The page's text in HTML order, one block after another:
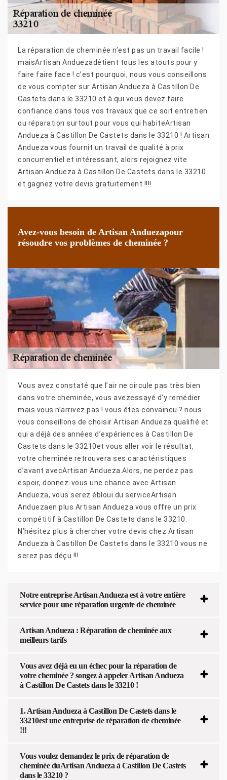
La réparation de cheminée n’est pas un travail facile !
maisArtisan Anduezadétient tous les atouts pour y
faire faire face ! c’est pourquoi, nous vous conseillons
de vous compter sur Artisan Andueza à Castillon De
Castets dans le 33210 et à qui vous devez faire
confiance dans tous vos travaux que ce soit entretien
ou réparation surtout pour vous qui habiteArtisan
Andueza à Castillon De Castets dans le 33210 ! Artisan
Andueza vous fournit un travail de qualité à prix
concurrentiel et intéressant, alors rejoignez vite
Artisan Andueza à Castillon De Castets dans le 33210
et gagnez votre devis gratuitement !!!!
Avez-vous besoin de Artisan Anduezapour
résoudre vos problèmes de cheminée ?
Vous avez constaté que l’air ne circule pas très bien
dans votre cheminée, vous avezessayé d’y remédier
mais vous n’arrivez pas ! vous êtes convaincu ? nous
vous conseillons de choisir Artisan Andueza qualifié et
qui a déjà des années d’expériences à Castillon De
Castets dans le 33210et vous aller voir le résultat,
votre cheminée retrouvera ses caractéristiques
d’avant avecArtisan Andueza.Alors, ne perdez pas
espoir, donnez-vous une chance avec Artisan
Andueza, vous serez ébloui du serviceArtisan
Anduezaen plus Artisan Andueza vous offre un prix
compétitif à Castillon De Castets dans le 33210.
N’hésitez plus à chercher votre devis chez Artisan
Andueza à Castillon De Castets dans le 33210 vous ne
serez pas déçu !!!
Notre entreprise Artisan Andueza est à votre entière
service pour une réparation urgente de cheminée
Artisan Andueza : Réparation de cheminée aux
meilleurs tarifs
Vous avez déjà eu un échec pour la réparation de
votre cheminée ? songez à appeler Artisan Andueza
à Castillon De Castets dans le 33210 !
1. Artisan Andueza à Castillon De Castets dans le
33210est une entreprise de réparation de cheminée
!!!
Vous voulez demandez le prix de réparation de
cheminée duArtisan Andueza à Castillon De Castets
dans le 33210 ?